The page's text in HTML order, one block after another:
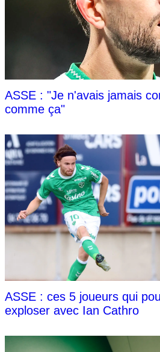
ASSE : "Je n'avais jamais
comme ça"
ASSE : ces 5 joueurs qui
exploser avec Ian Cathro